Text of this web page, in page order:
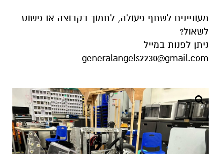
מעוניינים לשתף פעולה, לתמוך בקבוצה או פשוט
לשאול?
ניתן לפנות במייל
generalangels2230@gmail.com